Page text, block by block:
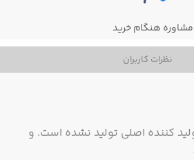
مشاوره هنگام خرید
نظرات کاربران
کننده اصلی تولید نشده است. و